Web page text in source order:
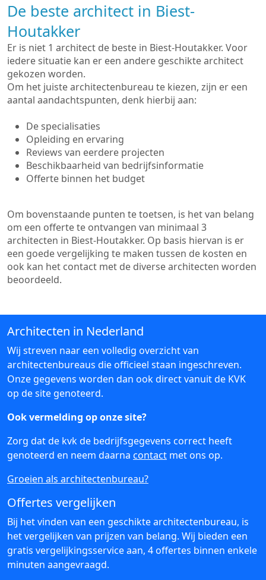
De beste architect in Biest-
Houtakker
Er is niet 1 architect de beste in Biest-Houtakker. Voor
iedere situatie kan er een andere geschikte architect
gekozen worden.
Om het juiste architectenbureau te kiezen, zijn er een
aantal aandachtspunten, denk hierbij aan:
De specialisaties
Opleiding en ervaring
Reviews van eerdere projecten
Beschikbaarheid van bedrijfsinformatie
Offerte binnen het budget
Om bovenstaande punten te toetsen, is het van belang
om een offerte te ontvangen van minimaal 3
architecten in Biest-Houtakker. Op basis hiervan is er
een goede vergelijking te maken tussen de kosten en
ook kan het contact met de diverse architecten worden
beoordeeld.
Architecten in Nederland
Wij streven naar een volledig overzicht van
architectenbureaus die officieel staan ingeschreven.
Onze gegevens worden dan ook direct vanuit de KVK
op de site genoteerd.
Ook vermelding op onze site?
Zorg dat de kvk de bedrijfsgegevens correct heeft
genoteerd en neem daarna contact met ons op.
Groeien als architectenbureau?
Offertes vergelijken
Bij het vinden van een geschikte architectenbureau, is
het vergelijken van prijzen van belang. Wij bieden een
gratis vergelijkingsservice aan, 4 offertes binnen enkele
minuten aangevraagd.